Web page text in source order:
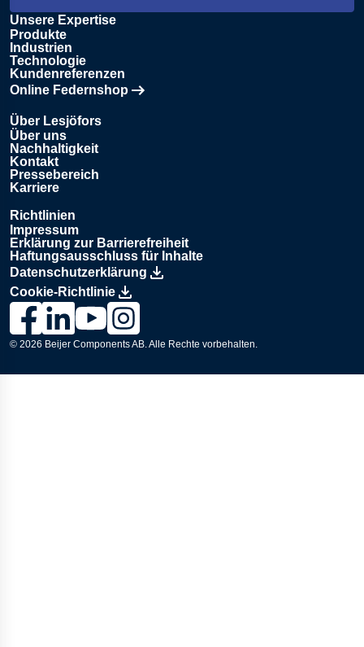
Unsere Expertise
Produkte
Industrien
Technologie
Kundenreferenzen
Online Federnshop
Öffnet in einem neuen Tab
Über Lesjöfors
Über uns
Nachhaltigkeit
Kontakt
Pressebereich
Karriere
Richtlinien
Impressum
Erklärung zur Barrierefreiheit
Haftungsausschluss für Inhalte
Datenschutzerklärung
Cookie-Richtlinie
Link zur Lesjöfors-Seite auf Facebook., Opens in a new
Link zur Lesjöfors-Seite auf LinkedIn., Opens in a new
Link zum Lesjöfors-Kanal auf YouTube., Opens
Link zur Lesjöfors-Seite auf Instagram.,
© 2026 Beijer Components AB. Alle Rechte vorbehalten.